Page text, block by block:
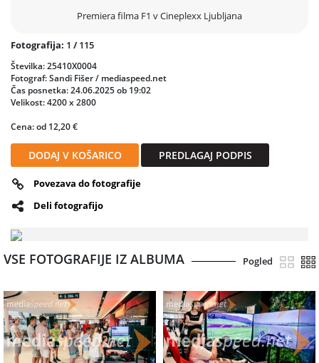
Premiera filma F1 v Cineplexx Ljubljana
Fotografija: 1 /115
Številka: 25410X0004
Fotograf: Sandi Fišer / mediaspeed.net
Čas posnetka: 24.06.2025 ob 19:02
Velikost: 4200 x 2800
Cena: od 12,20 €
DODAJ V KOŠARICO PREDLAGAJ PODPIS
Povezava do fotografije
Deli fotografijo
VSE FOTOGRAFIJE IZ ALBUMA Pogled